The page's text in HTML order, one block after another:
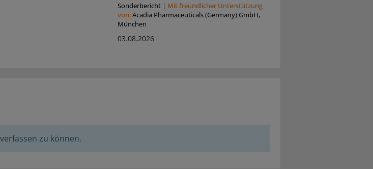
Sonderbericht| Mit freundlicher Unterstützung
von:Acadia Pharmaceuticals (Germany) GmbH,
München
03.08.2026
zu können.